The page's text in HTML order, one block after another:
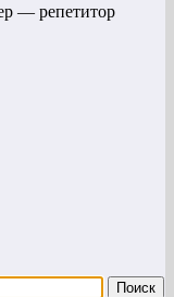
— репетитор